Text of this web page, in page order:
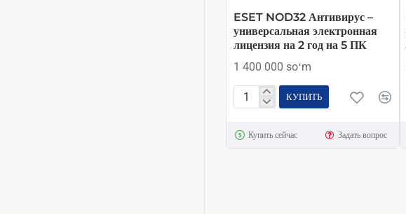
ESET NOD32 Антивирус –
универсальная электронная
лицензия на 2 год на 5 ПК
1 400 000 soʻm
ESET
Антивирус
КУПИТЬ
Купить сейчас Задать вопрос